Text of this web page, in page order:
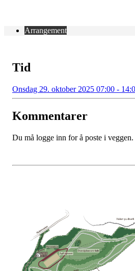
Arrangement
Tid
Onsdag 29. oktober 2025 07:00 -
Kommentarer
Du må logge inn for å poste i veggen.